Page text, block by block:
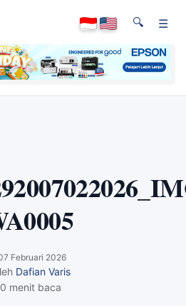
🔍 ☰
Februari 2026
Dafian Varis
menit baca